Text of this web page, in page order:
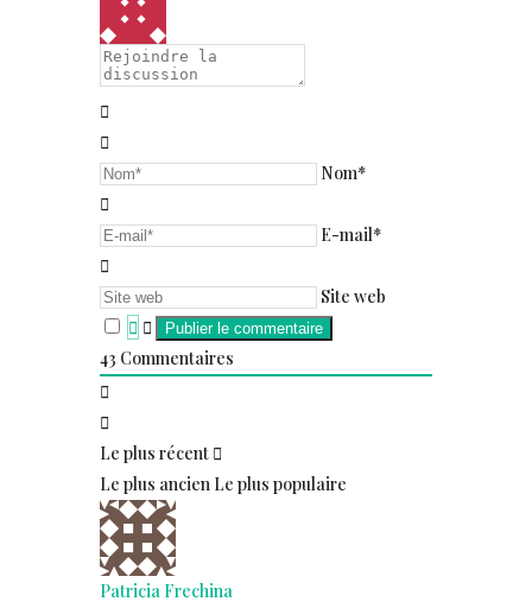
Nom*
E-mail*
Site web
43 Commentaires
Le plus récent
Le plus ancien Le plus populaire
Patricia Frechina